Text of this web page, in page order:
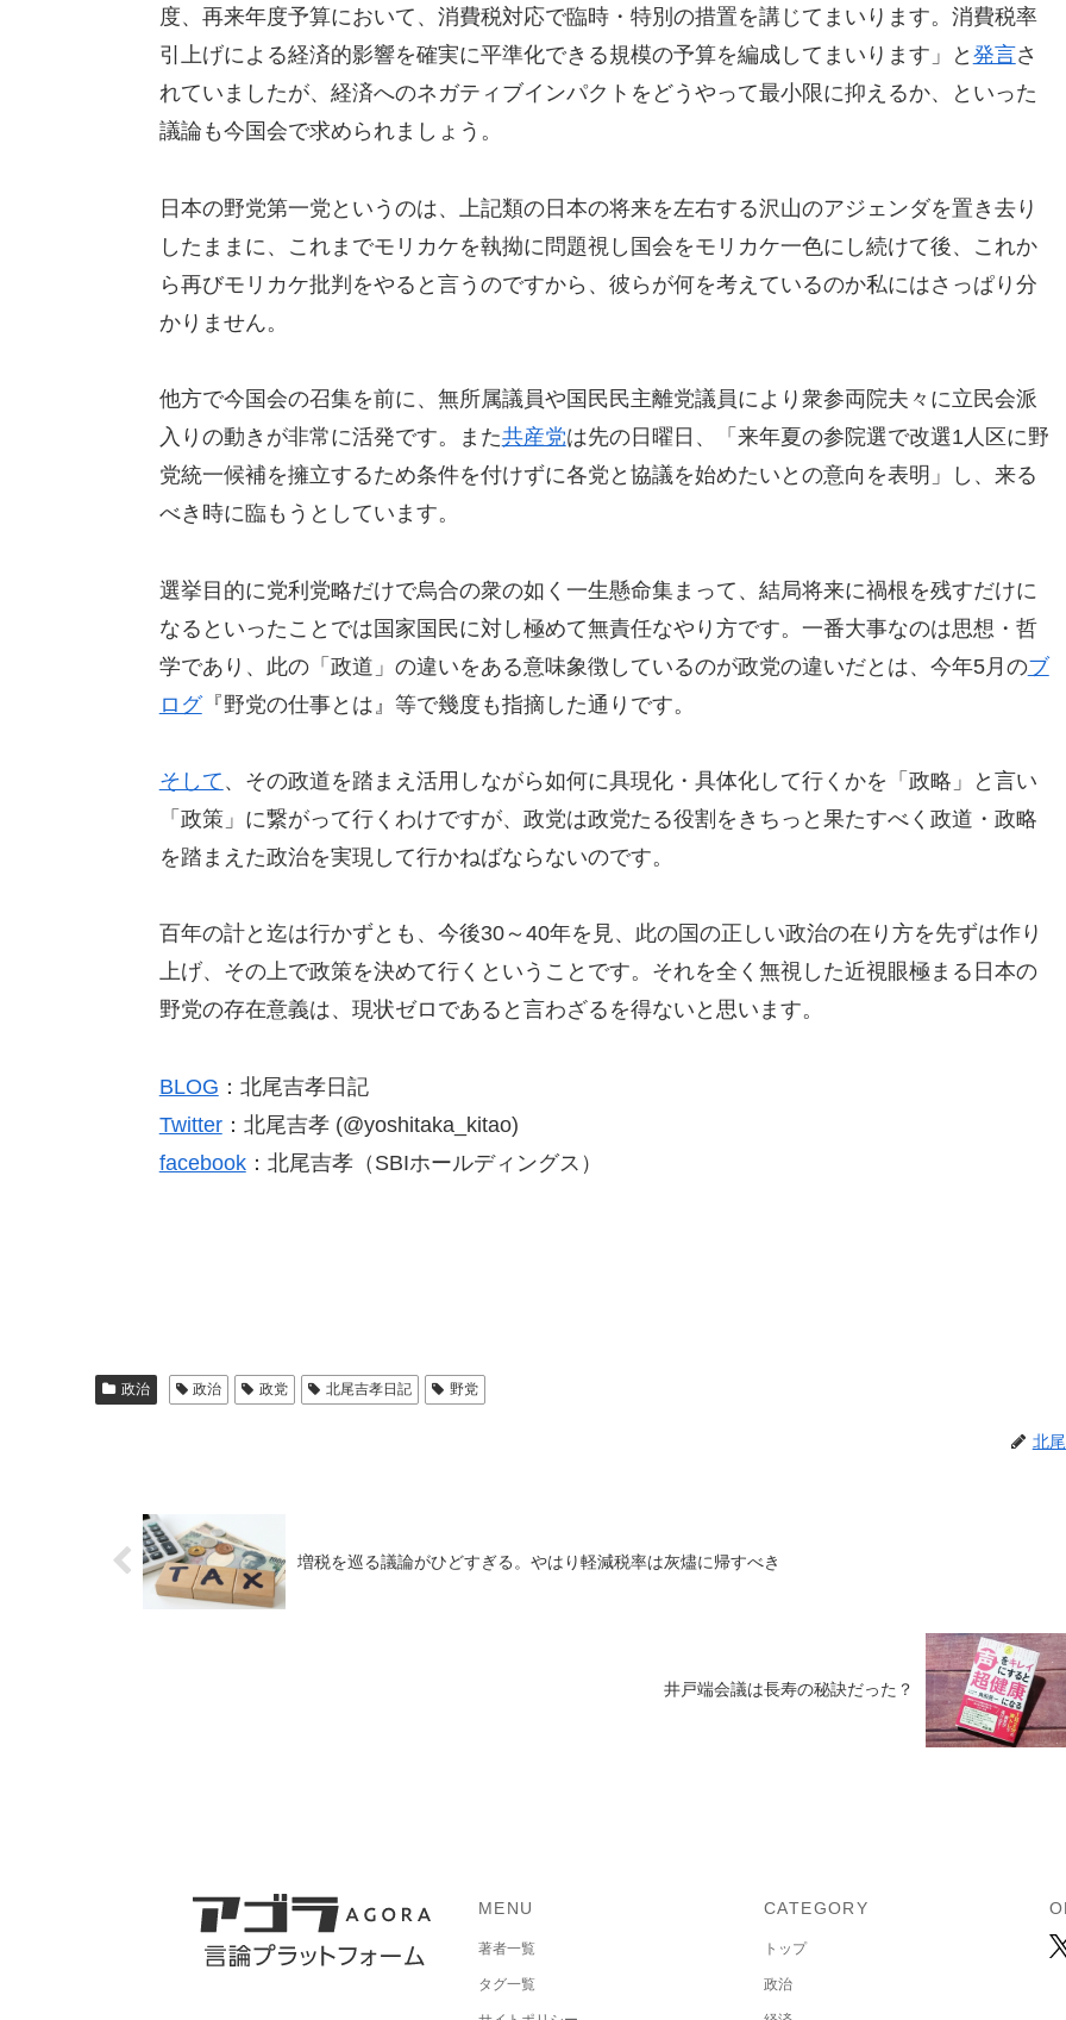
度、再来年度予算において、消費税対応で臨時・特別の措置を講じてまいります。消費税率
引上げによる経済的影響を確実に平準化できる規模の予算を編成してまいります」と 発言さ
れていましたが、経済へのネガティブインパクトをどうやって最小限に抑えるか、といった
議論も今国会で求められましょう。
日本の野党第一党というのは、上記類の日本の将来を左右する沢山のアジェンダを置き去り
したままに、これまでモリカケを執拗に問題視し国会をモリカケ一色にし続けて後、これか
ら再びモリカケ批判をやると言うのですから、彼らが何を考えているのか私にはさっぱり分
かりません。
他方で今国会の召集を前に、無所属議員や国民民主離党議員により衆参両院夫々に立民会派
入りの動きが非常に活発です。また共産党は先の日曜日、「来年夏の参院選で改選1人区に野
党統一候補を擁立するため条件を付けずに各党と協議を始めたいとの意向を表明」し、来る
べき時に臨もうとしています。
選挙目的に党利党略だけで烏合の衆の如く一生懸命集まって、結局将来に禍根を残すだけに
なるといったことでは国家国民に対し極めて無責任なやり方です。一番大事なのは思想・哲
学であり、此の「政道」の違いをある意味象徴しているのが政党の違いだとは、今年5月のブ
ログ『野党の仕事とは』等で幾度も指摘した通りです。
そして 、その政道を踏まえ活用しながら如何に具現化・具体化して行くかを「政略」と言い
「政策」に繋がって行くわけですが、政党は政党たる役割をきちっと果たすべく政道・政略
を踏まえた政治を実現して行かねばならないのです。
百年の計と迄は行かずとも、今後30～40年を見、此の国の正しい政治の在り方を先ずは作り
上げ、その上で政策を決めて行くということです。それを全く無視した近視眼極まる日本の
野党の存在意義は、現状ゼロであると言わざるを得ないと思います。
BLOG ：北尾吉孝日記
Twitter：北尾吉孝 (@yoshitaka_kitao)
facebook：北尾吉孝（SBIホールディングス）
政治 政治 政党 北尾吉孝日記 野党
北
増税を巡る議論がひどすぎる。やはり軽減税率は灰燼に帰すべき
井戸端会議は長寿の秘訣だった？
MENU
著者一覧
タグ一覧
CATEGORY
トップ
政治